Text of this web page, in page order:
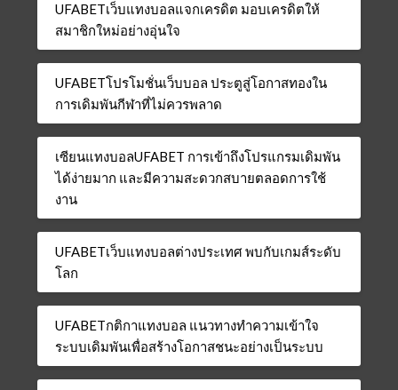
UFABETเว็บแทงบอลแจกเครดิต มอบเครดิตให้
สมาชิกใหม่อย่างอุ่นใจ
UFABETโปรโมชั่นเว็บบอล ประตูสู่โอกาสทองใน
การเดิมพันกีฬาที่ไม่ควรพลาด
เซียนแทงบอลUFABET การเข้าถึงโปรแกรมเดิมพัน
ได้ง่ายมาก และมีความสะดวกสบายตลอดการใช้
งาน
UFABETเว็บแทงบอลต่างประเทศ พบกับเกมส์ระดับ
โลก
UFABETกติกาแทงบอล แนวทางทำความเข้าใจ
ระบบเดิมพันเพื่อสร้างโอกาสชนะอย่างเป็นระบบ